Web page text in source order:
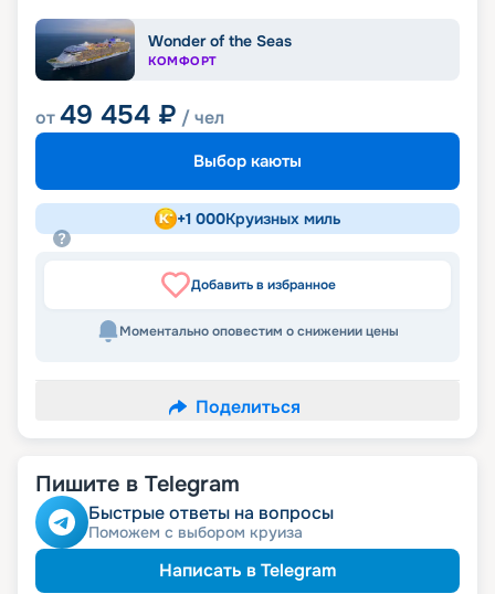
Wonder of the Seas
КОМФОРТ
от49 454 ₽ / чел
Выбор каюты
+1 000Круизных миль
Добавить в избранное
Моментально оповестим о снижении цены
Поделиться
Пишите в Telegram
Быстрые ответы на вопросы
Поможем с выбором круиза
Написать в Telegram